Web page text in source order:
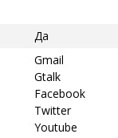
Да
Gmail
Gtalk
Facebook
Twitter
Youtube